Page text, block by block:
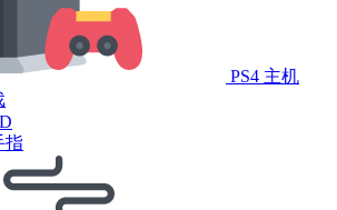
PS4 主机
指